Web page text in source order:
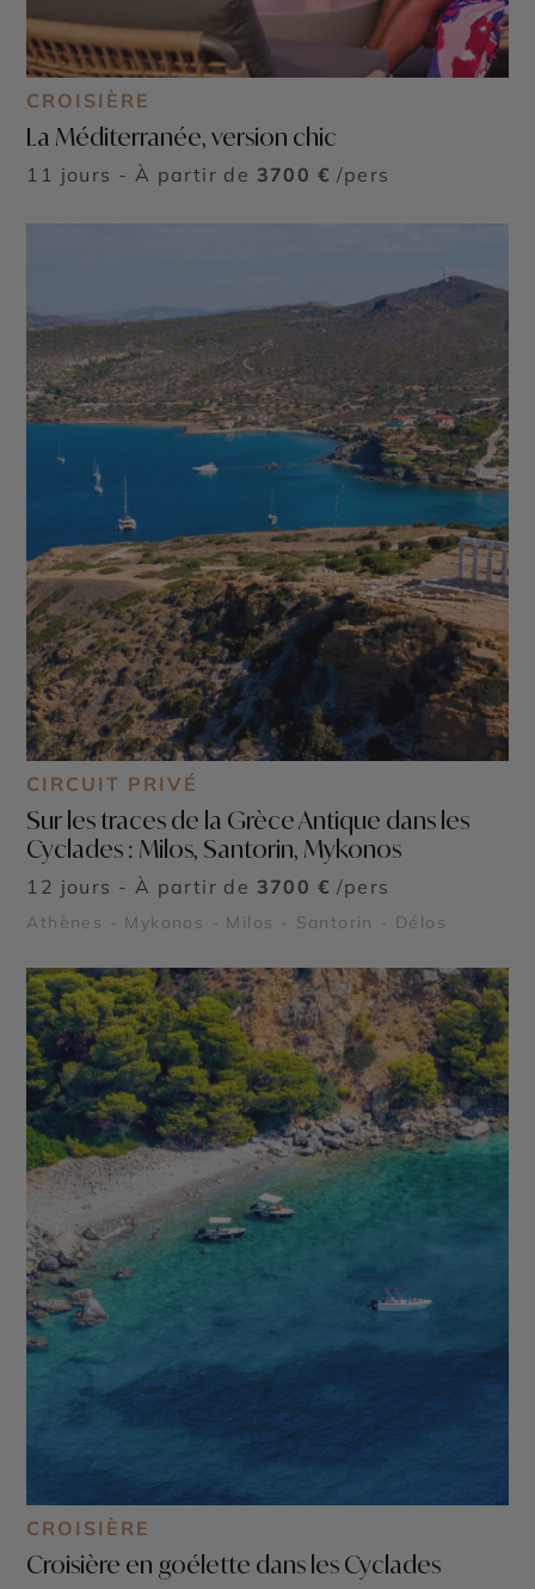
CROISIÈRE
La Méditerranée, version chic
11 jours - À partir de 3700 € /pers
CIRCUIT PRIVÉ
Sur les traces de la Grèce Antique dans les
Cyclades : Milos, Santorin, Mykonos
12 jours - À partir de 3700 € /pers
Athènes - Mykonos - Milos - Santorin - Délos
CROISIÈRE
Croisière en goélette dans les Cyclades